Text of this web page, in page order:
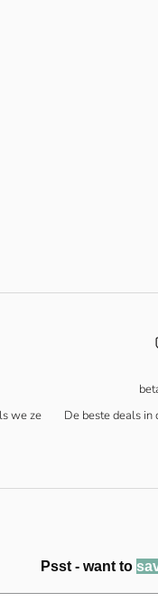
we ze
De beste deals in
Psst - want to